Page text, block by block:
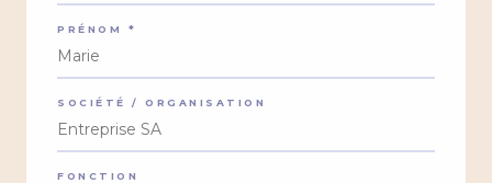
PRÉNOM *
SOCIÉTÉ / ORGANISATION
FONCTION